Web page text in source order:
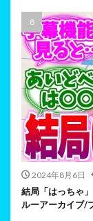
2024年8月6日
結局「はっちゃ
ルーアーカイブ/